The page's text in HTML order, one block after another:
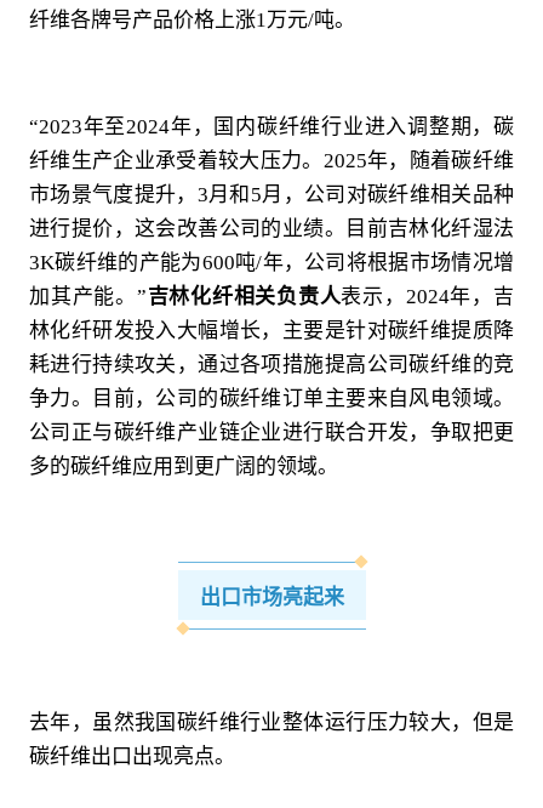
纤维各牌号产品价格上涨1万元/吨。
“2023年至2024年，国内碳纤维行业进入调整期，碳
纤维生产企业承受着较大压力。2025年，随着碳纤维
市场景气度提升，3月和5月，公司对碳纤维相关品种
进行提价，这会改善公司的业绩。目前吉林化纤湿法
3K碳纤维的产能为600吨/年，公司将根据市场情况增
加其产能。”吉林化纤相关负责人表示，2024年，吉
林化纤研发投入大幅增长，主要是针对碳纤维提质降
耗进行持续攻关，通过各项措施提高公司碳纤维的竞
争力。目前，公司的碳纤维订单主要来自风电领域。
公司正与碳纤维产业链企业进行联合开发，争取把更
多的碳纤维应用到更广阔的领域。
出口市场亮起来
去年，虽然我国碳纤维行业整体运行压力较大，但是
碳纤维出口出现亮点。